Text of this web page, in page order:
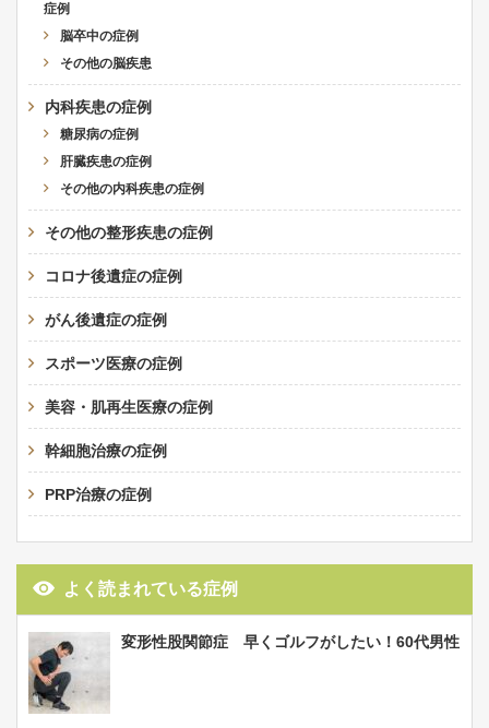
症例
脳卒中の症例
その他の脳疾患
内科疾患の症例
糖尿病の症例
肝臓疾患の症例
その他の内科疾患の症例
その他の整形疾患の症例
コロナ後遺症の症例
がん後遺症の症例
スポーツ医療の症例
美容・肌再生医療の症例
幹細胞治療の症例
PRP治療の症例
よく読まれている症例
変形性股関節症 早くゴルフがしたい！60代男性